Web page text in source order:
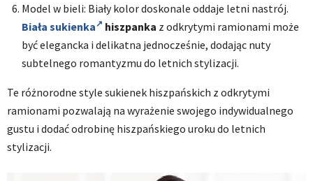
Model w bieli: Biały kolor doskonale oddaje letni nastrój.
Biała sukienka
hiszpanka z odkrytymi ramionami może
być elegancka i delikatna jednocześnie, dodając nuty
subtelnego romantyzmu do letnich stylizacji.
Te różnorodne style sukienek hiszpańskich z odkrytymi
ramionami pozwalają na wyrażenie swojego indywidualnego
gustu i dodać odrobinę hiszpańskiego uroku do letnich
stylizacji.